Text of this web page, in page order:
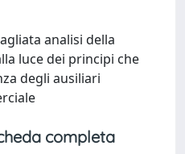
analisi della
luce dei principi che
degli ausiliari
completa